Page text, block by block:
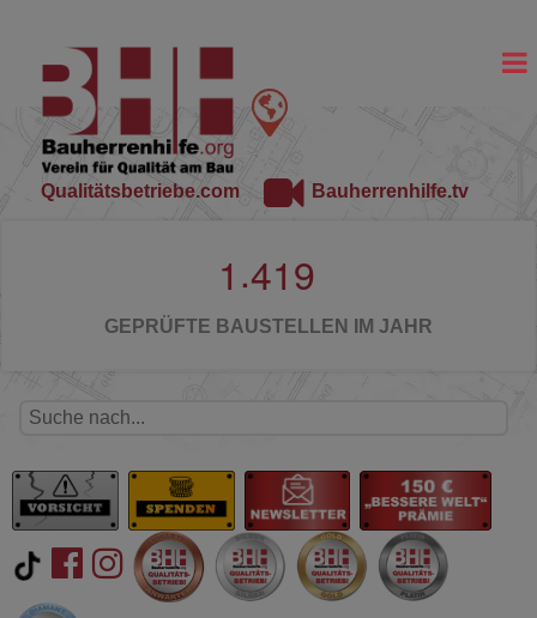
Qualitätsbetriebe.com Bauherrenhilfe.tv
1 .419
GEPRÜFTE BAUSTELLEN IM JAHR